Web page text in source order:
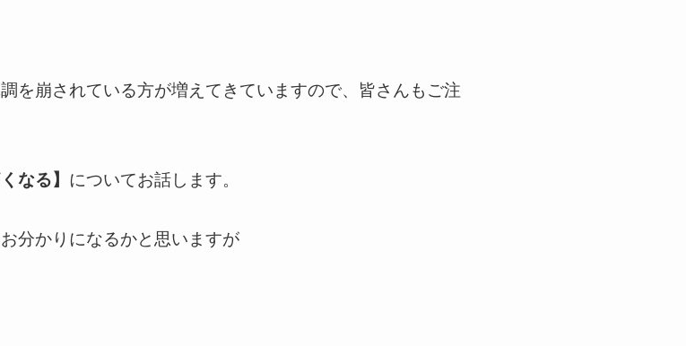
を崩されている方が増えてきていますので、皆さんもご注
なる】 についてお話します。
分かりになるかと思いますが